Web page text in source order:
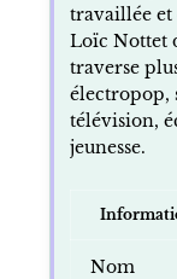
travaillée et
Loïc Nottet
traverse
électropop,
télévision,
jeunesse.
Nom